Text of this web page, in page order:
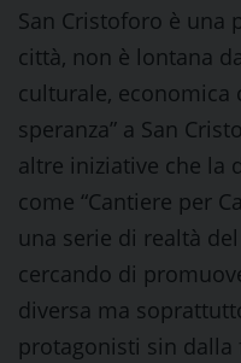
San Cristoforo è una
città, non è lontana
culturale, economica
speranza” a San
altre iniziative che la
come “Cantiere per
una serie di realtà
cercando di
diversa ma
protagonisti sin dalla